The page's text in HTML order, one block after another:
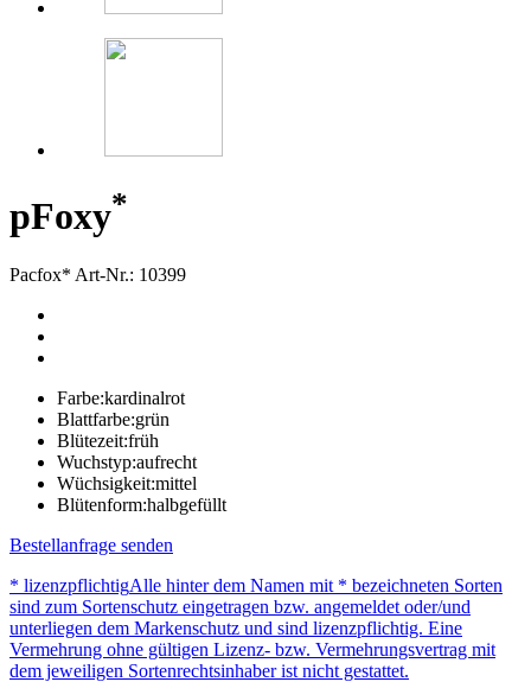
pFoxy*
Pacfox* Art-Nr.: 10399
Farbe:kardinalrot
Blattfarbe:grün
Blütezeit:früh
Wuchstyp:aufrecht
Wüchsigkeit:mittel
Blütenform:halbgefüllt
Bestellanfrage senden
* lizenzpflichtigAlle hinter dem Namen mit * bezeichneten Sorten
sind zum Sortenschutz eingetragen bzw. angemeldet oder/und
unterliegen dem Markenschutz und sind lizenzpflichtig. Eine
Vermehrung ohne gültigen Lizenz- bzw. Vermehrungsvertrag mit
dem jeweiligen Sortenrechtsinhaber ist nicht gestattet.